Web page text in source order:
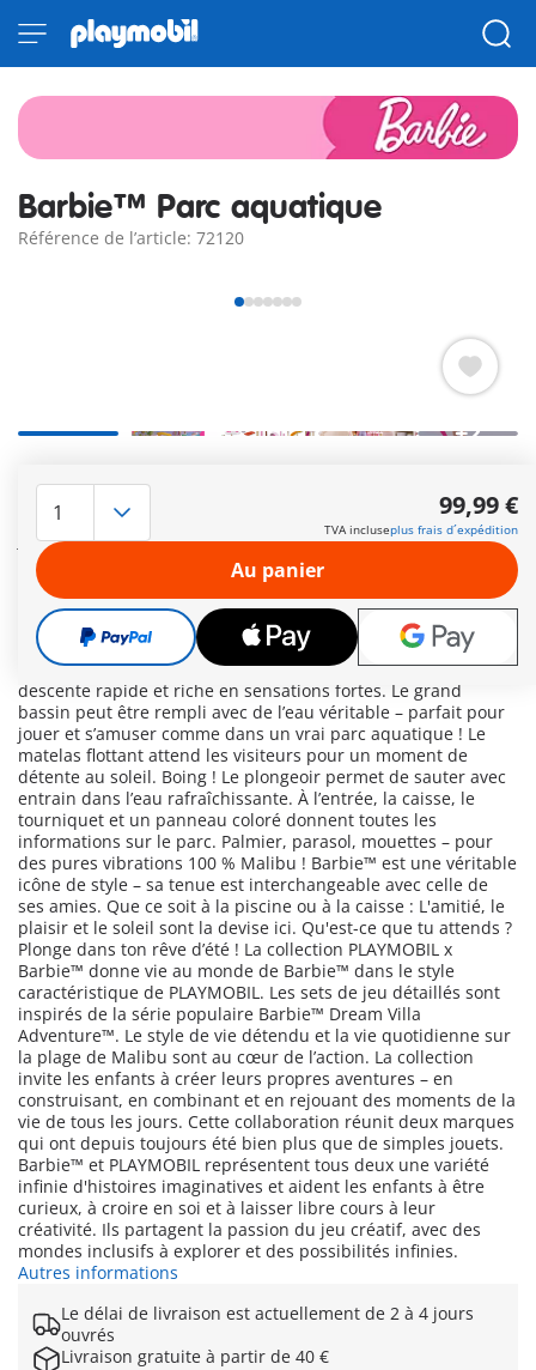
Barbie™ Parc aquatique
Référence de l’article: 72120
+2
pour l'été le plus cool de tous les temps ? Barbie™ et ses
meilleures amies, Nikki et Daisy, commencent leur nouveau
job d’été dans le tout nouveau parc aquatique de Malibu – et
c’est Barbie™ qui en prend tout de suite la direction. Ça va
être pétillant, stylé et super ensoleillé ! Dans le parc
aquatique, deux toboggans passionnants attendent déjà les
amies : Un toboggan en courbe pour une descente toute en
douceur, et un toboggan plus raide pour tous les téméraires.
Il suffit de tirer le levier – et hop, le sol s’ouvre pour une
descente rapide et riche en sensations fortes. Le grand
bassin peut être rempli avec de l’eau véritable – parfait pour
jouer et s’amuser comme dans un vrai parc aquatique ! Le
matelas flottant attend les visiteurs pour un moment de
détente au soleil. Boing ! Le plongeoir permet de sauter avec
entrain dans l’eau rafraîchissante. À l’entrée, la caisse, le
tourniquet et un panneau coloré donnent toutes les
informations sur le parc. Palmier, parasol, mouettes – pour
des pures vibrations 100 % Malibu ! Barbie™ est une véritable
icône de style – sa tenue est interchangeable avec celle de
ses amies. Que ce soit à la piscine ou à la caisse : L'amitié, le
plaisir et le soleil sont la devise ici. Qu'est-ce que tu attends ?
Plonge dans ton rêve d’été ! La collection PLAYMOBIL x
Barbie™ donne vie au monde de Barbie™ dans le style
caractéristique de PLAYMOBIL. Les sets de jeu détaillés sont
inspirés de la série populaire Barbie™ Dream Villa
Adventure™. Le style de vie détendu et la vie quotidienne sur
la plage de Malibu sont au cœur de l’action. La collection
invite les enfants à créer leurs propres aventures – en
construisant, en combinant et en rejouant des moments de la
vie de tous les jours. Cette collaboration réunit deux marques
qui ont depuis toujours été bien plus que de simples jouets.
Barbie™ et PLAYMOBIL représentent tous deux une variété
infinie d'histoires imaginatives et aident les enfants à être
curieux, à croire en soi et à laisser libre cours à leur
créativité. Ils partagent la passion du jeu créatif, avec des
mondes inclusifs à explorer et des possibilités infinies.
Autres informations
Le délai de livraison est actuellement de 2 à 4 jours
ouvrés
Livraison gratuite à partir de 40 €
99,99 €
TVA incluseplus frais d´expédition
Au panier